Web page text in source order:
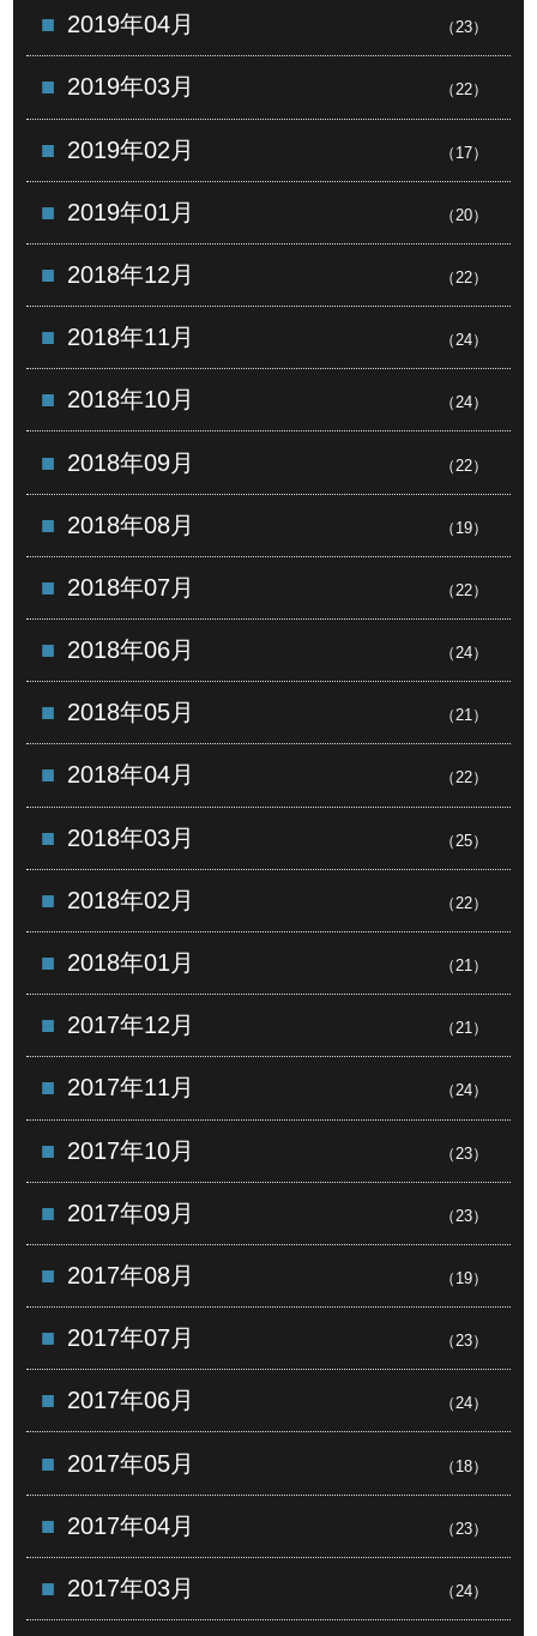
2019年04月 （23）
2019年03月 （22）
2019年02月 （17）
2019年01月 （20）
2018年12月 （22）
2018年11月 （24）
2018年10月 （24）
2018年09月 （22）
2018年08月 （19）
2018年07月 （22）
2018年06月 （24）
2018年05月 （21）
2018年04月 （22）
2018年03月 （25）
2018年02月 （22）
2018年01月 （21）
2017年12月 （21）
2017年11月 （24）
2017年10月 （23）
2017年09月 （23）
2017年08月 （19）
2017年07月 （23）
2017年06月 （24）
2017年05月 （18）
2017年04月 （23）
2017年03月 （24）